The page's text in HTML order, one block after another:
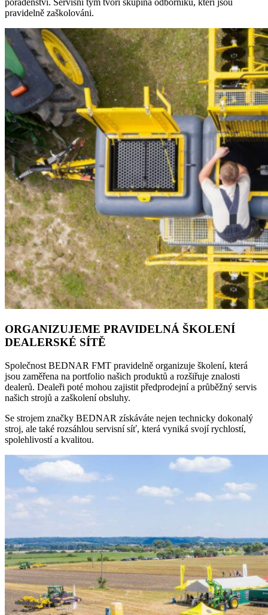
poradenství. Servisní tým tvoří skupina odborníků, kteří jsou
pravidelně zaškolováni.
ORGANIZUJEME PRAVIDELNÁ ŠKOLENÍ
DEALERSKÉ SÍTĚ
Společnost BEDNAR FMT pravidelně organizuje školení, která
jsou zaměřena na portfolio našich produktů a rozšiřuje znalosti
dealerů. Dealeři poté mohou zajistit předprodejní a průběžný servis
našich strojů a zaškolení obsluhy.
Se strojem značky BEDNAR získáváte nejen technicky dokonalý
stroj, ale také rozsáhlou servisní síť, která vyniká svojí rychlostí,
spolehlivostí a kvalitou.